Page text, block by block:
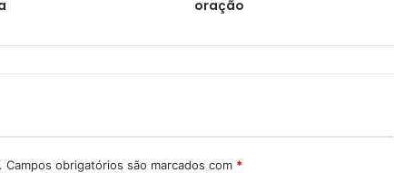
oração
Campos obrigatórios são marcados com *